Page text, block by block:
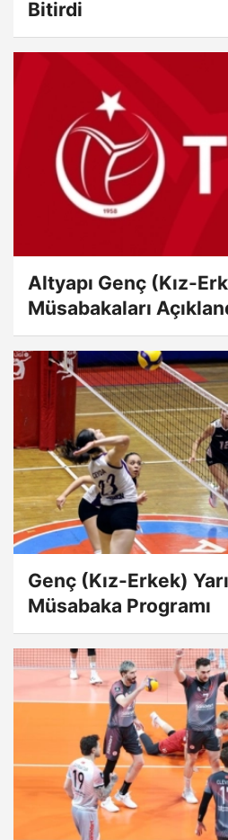
Bitirdi
Altyapı Genç (Kız-
Müsabakaları
Genç (Kız-Erkek)
Müsabaka Programı